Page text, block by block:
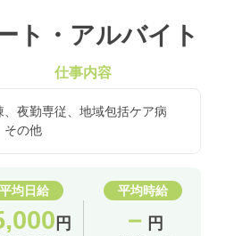
ト・アルバイト
仕事内容
、夜勤専従、地域包括ケア病
その他
平均日給
円
平均時給
－ 円